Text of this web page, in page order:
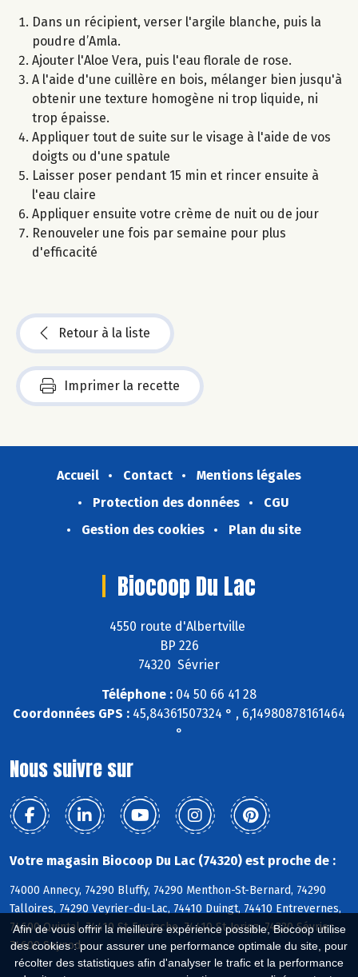
Afin de vous offrir la meilleure expérience possible, Biocoop utilise
des cookies : pour assurer une performance optimale du site, pour
récolter des statistiques afin d'analyser le trafic et la performance
Dans un récipient, verser l'argile blanche, puis la
poudre d’Amla.
Ajouter l'Aloe Vera, puis l'eau florale de rose.
A l'aide d'une cuillère en bois, mélanger bien jusqu'à
obtenir une texture homogène ni trop liquide, ni
trop épaisse.
Appliquer tout de suite sur le visage à l'aide de vos
doigts ou d'une spatule
Laisser poser pendant 15 min et rincer ensuite à
l'eau claire
Appliquer ensuite votre crème de nuit ou de jour
Renouveler une fois par semaine pour plus
d'efficacité
Retour à la liste
Imprimer la recette
Accueil Contact
Mentions légales
Protection des données
CGU
Gestion des cookies
Plan du site
Biocoop Du Lac
4550 route d'Albertville
BP 226
74320 Sévrier
Téléphone : 04 50 66 41 28
Coordonnées GPS : 45,84361507324 ° , 6,14980878161464
°
Nous suivre sur
Votre magasin Biocoop Du Lac (74320) est proche de :
74000 Annecy, 74290 Bluffy, 74290 Menthon-St-Bernard, 74290
Talloires, 74290 Veyrier-du-Lac, 74410 Duingt, 74410 Entrevernes,
74600 Quintal, 74410 St-Eustache, 74410 St-Jorioz, 74320 Sévrier,
74600 Seynod